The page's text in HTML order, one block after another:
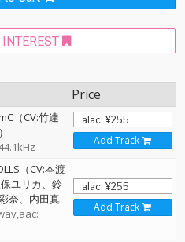
Price
（CV:竹達
Add Track
（CV:本渡
ユリカ、鈴
奈、内田真
Add Track